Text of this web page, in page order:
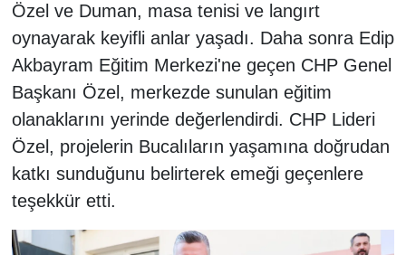
Özel ve Duman, masa tenisi ve langırt
oynayarak keyifli anlar yaşadı. Daha sonra Edip
Akbayram Eğitim Merkezi'ne geçen CHP Genel
Başkanı Özel, merkezde sunulan eğitim
olanaklarını yerinde değerlendirdi. CHP Lideri
Özel, projelerin Bucalıların yaşamına doğrudan
katkı sunduğunu belirterek emeği geçenlere
teşekkür etti.